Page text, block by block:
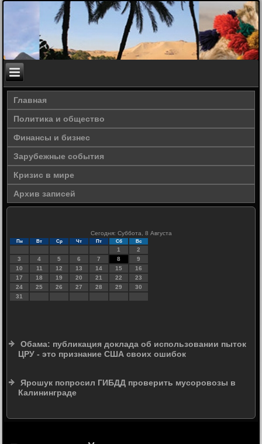
Главная
Политика и общество
Финансы и бизнес
Зарубежные события
Кризис в мире
Архив записей
Сегодня: Суббота, 8 Августа
Пн Вт Ср Чт Пт Сб Вс
1
2
3
4 5 6 7 8
9
10
11 12 13 14 15
16
17
18 19 20 21 22
23
24
25 26 27 28 29
30
31
Обама: публикация доклада об использовании пыток
ЦРУ - это признание США своих ошибок
Ярошук попросил ГИБДД проверить мусоровозы в
Калининграде